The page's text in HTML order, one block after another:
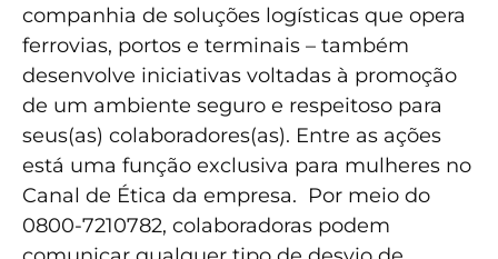
companhia de soluções logísticas que opera
ferrovias, portos e terminais – também
desenvolve iniciativas voltadas à promoção
de um ambiente seguro e respeitoso para
seus(as) colaboradores(as). Entre as ações
está uma função exclusiva para mulheres no
Canal de Ética da empresa. Por meio do
0800-7210782, colaboradoras podem